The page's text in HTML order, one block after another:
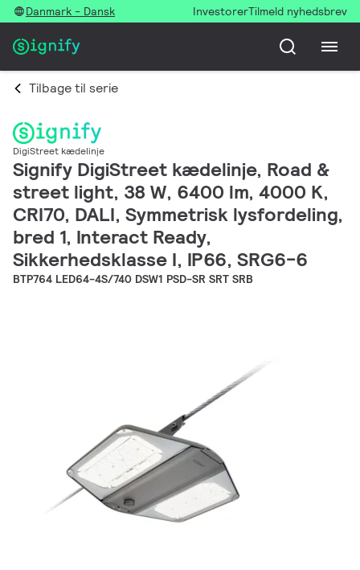
Danmark - Dansk InvestorerTilmeld nyhedsbrev
Tilbage til serie
DigiStreet kædelinje
Signify DigiStreet kædelinje, Road &
street light, 38 W, 6400 lm, 4000 K,
CRI70, DALI, Symmetrisk lysfordeling,
bred 1, Interact Ready,
Sikkerhedsklasse I, IP66, SRG6-6
BTP764 LED64-4S/740 DSW1 PSD-SR SRT SRB